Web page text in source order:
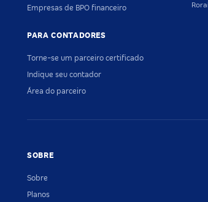
Empresas de BPO financeiro
PARA CONTADORES
Torne-se um parceiro certificado
Indique seu contador
Área do parceiro
SOBRE
Sobre
Planos